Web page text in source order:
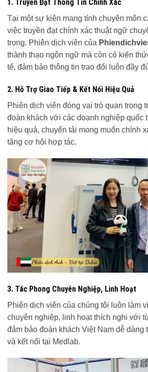
1. Truyền Đạt Thông Tin Chính Xác
Tại một sự kiện mang tính chuyên môn
việc truyền đạt chính xác thuật ngữ
trọng. Phiên dịch viên của
thành thạo ngôn ngữ mà còn có kiến
tế, đảm bảo thông tin trao đổi luôn đầy
2. Hỗ Trợ Giao Tiếp & Kết Nối Hiệu Quả
Phiên dịch viên đóng vai trò quan trọng
đoàn khách với các doanh nghiệp quốc
hiệu quả, chuyển tải mong muốn chính
tăng cơ hội hợp tác.
3. Tác Phong Chuyên Nghiệp, Linh Hoạt
Phiên dịch viên của chúng tôi luôn làm
chuyên nghiệp, linh hoạt thích nghi với
đảm bảo đoàn khách Việt Nam dễ dàng
và kết nối tại Medlab.